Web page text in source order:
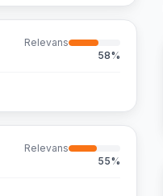
Relevans
58%
Relevans
55%